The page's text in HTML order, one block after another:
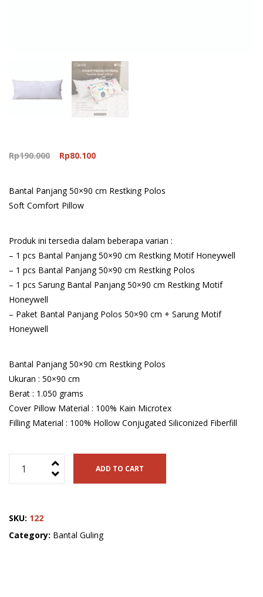
Rp190.000
Original
Rp190.000.
Rp80.100
Bantal Panjang 50×90 cm Restking Polos
Soft Comfort Pillow
Produk ini tersedia dalam beberapa varian :
– 1 pcs Bantal Panjang 50×90 cm Restking Motif Honeywell
– 1 pcs Bantal Panjang 50×90 cm Restking Polos
– 1 pcs Sarung Bantal Panjang 50×90 cm Restking Motif
Honeywell
– Paket Bantal Panjang Polos 50×90 cm + Sarung Motif
Honeywell
Bantal Panjang 50×90 cm Restking Polos
Ukuran : 50×90 cm
Berat : 1.050 grams
Cover Pillow Material : 100% Kain Microtex
Filling Material : 100% Hollow Conjugated Siliconized Fiberfill
Panjang
Restking
Polos
ADD TO CART
SKU: 122
Category: Bantal Guling